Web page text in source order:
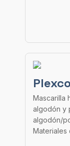
Mascarilla
algodón y
algodón/
Materiales